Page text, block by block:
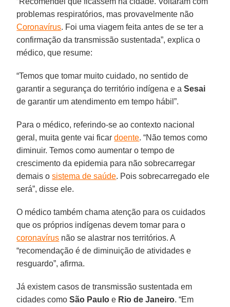
problemas respiratórios, mas provavelmente não
Coronavírus. Foi uma viagem feita antes de se ter a
confirmação da transmissão sustentada”, explica o
médico, que resume:
“Temos que tomar muito cuidado, no sentido de
garantir a segurança do território indígena e aSesai
de garantir um atendimento em tempo hábil”.
Para o médico, referindo-se ao contexto nacional
geral, muita gente vai ficardoente. “Não temos como
diminuir. Temos como aumentar o tempo de
crescimento da epidemia para não sobrecarregar
demais osistema de saúde. Pois sobrecarregado ele
será”, disse ele.
O médico também chama atenção para os cuidados
que os próprios indígenas devem tomar para o
coronavírus não se alastrar nos territórios. A
“recomendação é de diminuição de atividades e
resguardo”, afirma.
Já existem casos de transmissão sustentada em
cidades comoSão Paulo e Rio de Janeiro. “Em